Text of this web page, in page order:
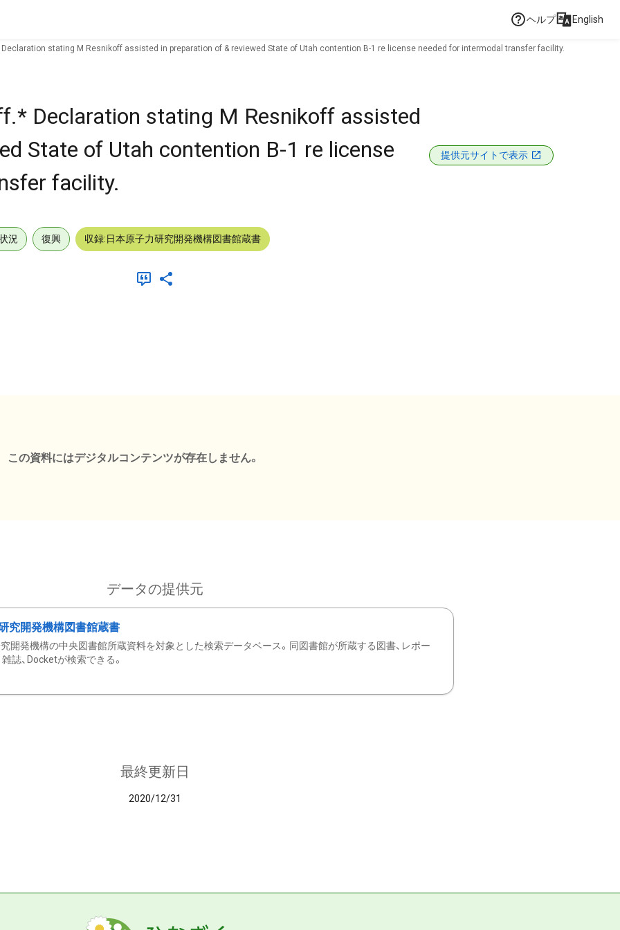
ヘルプ English
stating M Resnikoff assisted in preparation of & reviewed State of Utah contention B-1 re license needed for intermodal transfer facility.
Declaration stating M Resnikoff assisted
State of Utah contention B-1 re license
facility.
提供元サイトで表示
況 復興 収録:日本原子力研究開発機構図書館蔵書
この資料にはデジタルコンテンツが存在しません。
データの提供元
究開発機構図書館蔵書
開発機構の中央図書館所蔵資料を対象とした検索データベース。同図書館が所蔵する図書、レポー
雑誌、Docketが検索できる。
最終更新日
2020/12/31